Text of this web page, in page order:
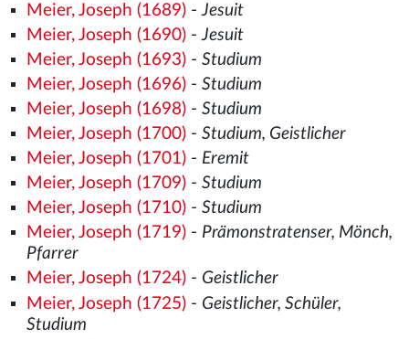
Meier, Joseph (1689)-Jesuit
Meier, Joseph (1690)-Jesuit
Meier, Joseph (1693)- Studium
Meier, Joseph (1696)- Studium
Meier, Joseph (1698)- Studium
Meier, Joseph (1700)- Studium, Geistlicher
Meier, Joseph (1701)- Eremit
Meier, Joseph (1709)- Studium
Meier, Joseph (1710)- Studium
Meier, Joseph (1719)- Prämonstratenser, Mönch,
Pfarrer
Meier, Joseph (1724)- Geistlicher
Meier, Joseph (1725)- Geistlicher, Schüler,
Studium